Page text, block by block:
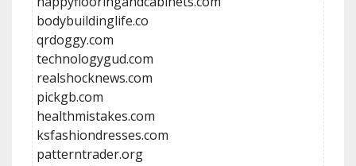
bodybuildinglife.co
qrdoggy.com
technologygud.com
realshocknews.com
pickgb.com
healthmistakes.com
ksfashiondresses.com
patterntrader.org